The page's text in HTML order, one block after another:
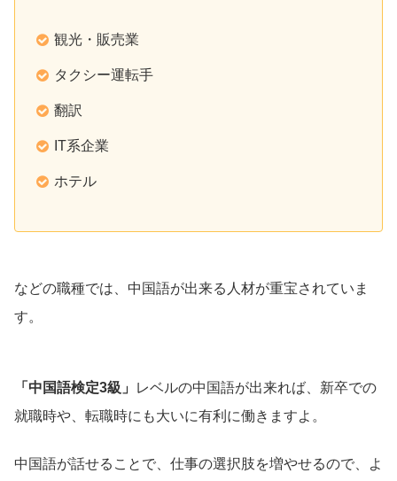
観光・販売業
タクシー運転手
翻訳
IT系企業
ホテル
などの職種では、中国語が出来る人材が重宝されていま
す。
「中国語検定3級」
レベルの中国語が出来れば、新卒での
就職時や、転職時にも大いに有利に働きますよ。
中国語が話せることで、仕事の選択肢を増やせるので、よ